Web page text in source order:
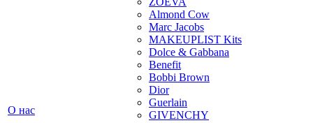
О нас
Almond Cow
Marc Jacobs
MAKEUPLIST Kits
Dolce & Gabbana
Benefit
Bobbi Brown
Dior
Guerlain
GIVENCHY